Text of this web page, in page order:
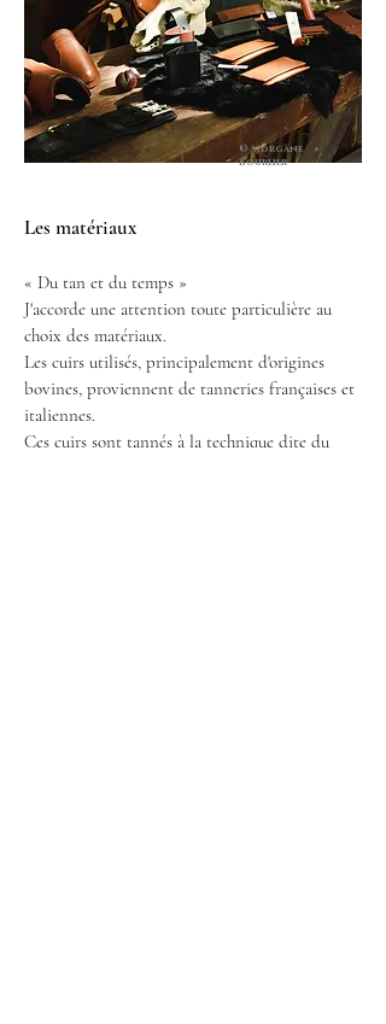
© Morgane
bourlier
Les matériaux
« Du tan et du temps »
J'accorde une attention toute particulière au
choix des matériaux.
Les cuirs utilisés, principalement d'origines
bovines, proviennent de tanneries françaises et
italiennes.
Ces cuirs sont tannés à la technique dite du